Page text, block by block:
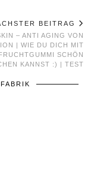
BEITRAG
– ANTI AGING VON
| WIE DU DICH MIT
SCHÖN
KANNST :) | TEST